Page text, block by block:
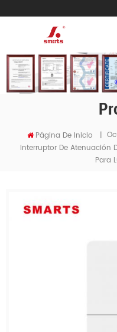
Página De Inicio |
Interruptor De Atenuación
Para